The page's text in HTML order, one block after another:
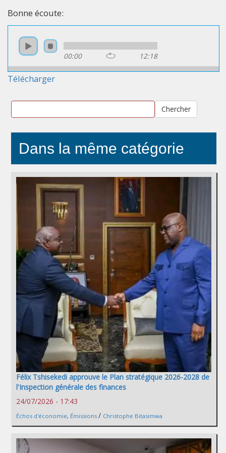
Bonne écoute:
00:00 12:18
Télécharger
Chercher
Dans la même catégorie
Félix Tshisekedi approuve le Plan stratégique 2026-2028 de
l'Inspection générale des finances
24/07/2026 - 17:43
Échos d'économie, Émissions / Christophe Bitasimwa